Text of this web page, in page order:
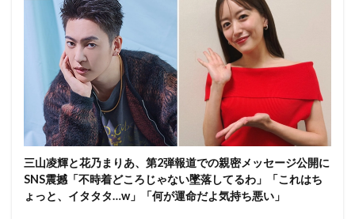
三山凌輝と花乃まりあ、第2弾報道での親密メッセージ公開に
SNS震撼「不時着どころじゃない墜落してるわ」「これはち
ょっと、イタタタ…w」「何が運命だよ気持ち悪い」